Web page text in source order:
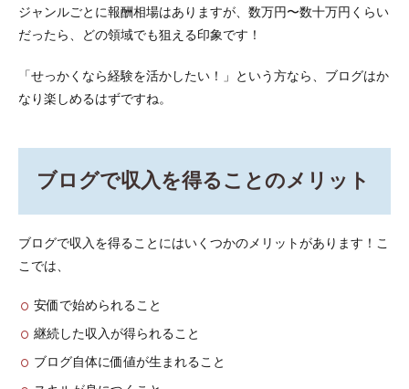
ジャンルごとに報酬相場はありますが、数万円〜数十万円くらい
だったら、どの領域でも狙える印象です！
「せっかくなら経験を活かしたい！」という方なら、ブログはか
なり楽しめるはずですね。
ブログで収入を得ることのメリット
ブログで収入を得ることにはいくつかのメリットがあります！こ
こでは、
安価で始められること
継続した収入が得られること
ブログ自体に価値が生まれること